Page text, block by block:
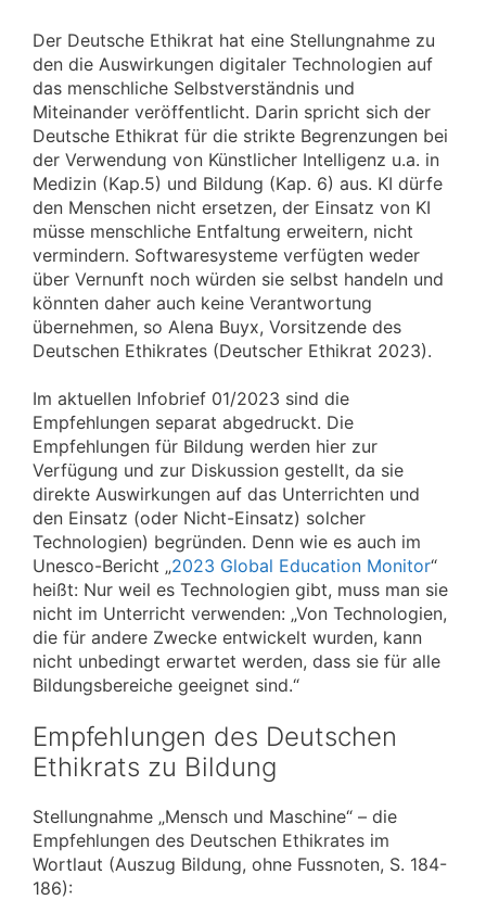
Der Deutsche Ethikrat hat eine Stellungnahme zu
den die Auswirkungen digitaler Technologien auf
das menschliche Selbstverständnis und
Miteinander veröffentlicht. Darin spricht sich der
Deutsche Ethikrat für die strikte Begrenzungen bei
der Verwendung von Künstlicher Intelligenz u.a. in
Medizin (Kap.5) und Bildung (Kap. 6) aus. KI dürfe
den Menschen nicht ersetzen, der Einsatz von KI
müsse menschliche Entfaltung erweitern, nicht
vermindern. Softwaresysteme verfügten weder
über Vernunft noch würden sie selbst handeln und
könnten daher auch keine Verantwortung
übernehmen, so Alena Buyx, Vorsitzende des
Deutschen Ethikrates (Deutscher Ethikrat 2023).
Im aktuellen Infobrief 01/2023 sind die
Empfehlungen separat abgedruckt. Die
Empfehlungen für Bildung werden hier zur
Verfügung und zur Diskussion gestellt, da sie
direkte Auswirkungen auf das Unterrichten und
den Einsatz (oder Nicht-Einsatz) solcher
Technologien) begründen. Denn wie es auch im
Unesco-Bericht „2023 Global Education Monitor“
heißt: Nur weil es Technologien gibt, muss man sie
nicht im Unterricht verwenden: „Von Technologien,
die für andere Zwecke entwickelt wurden, kann
nicht unbedingt erwartet werden, dass sie für alle
Bildungsbereiche geeignet sind.“
Empfehlungen des Deutschen
Ethikrats zu Bildung
Stellungnahme „Mensch und Maschine“ – die
Empfehlungen des Deutschen Ethikrates im
Wortlaut (Auszug Bildung, ohne Fussnoten, S. 184-
186):